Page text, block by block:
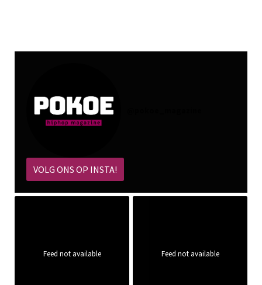
VOLG ONS OP INSTA!
Feed not available Feed not available